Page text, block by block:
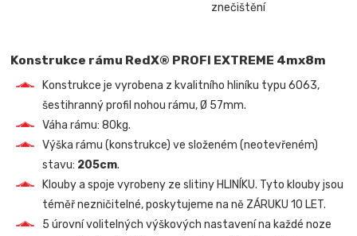
znečištění
Konstrukce rámu RedX® PROFI EXTREME 4mx8m
Konstrukce je vyrobena z kvalitního hliníku typu 6063,
šestihranný profil nohou rámu, Ø 57mm.
Váha rámu: 80kg.
Výška rámu (konstrukce) ve složeném (neotevřeném)
stavu: 205cm.
Klouby a spoje vyrobeny ze slitiny HLINÍKU. Tyto klouby jsou
téměř nezničitelné, poskytujeme na ně ZÁRUKU 10 LET.
5 úrovní volitelných výškových nastavení na každé noze